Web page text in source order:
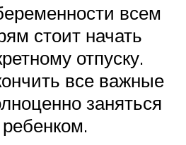
всем
стоит начать
отпуску.
все важные
заняться